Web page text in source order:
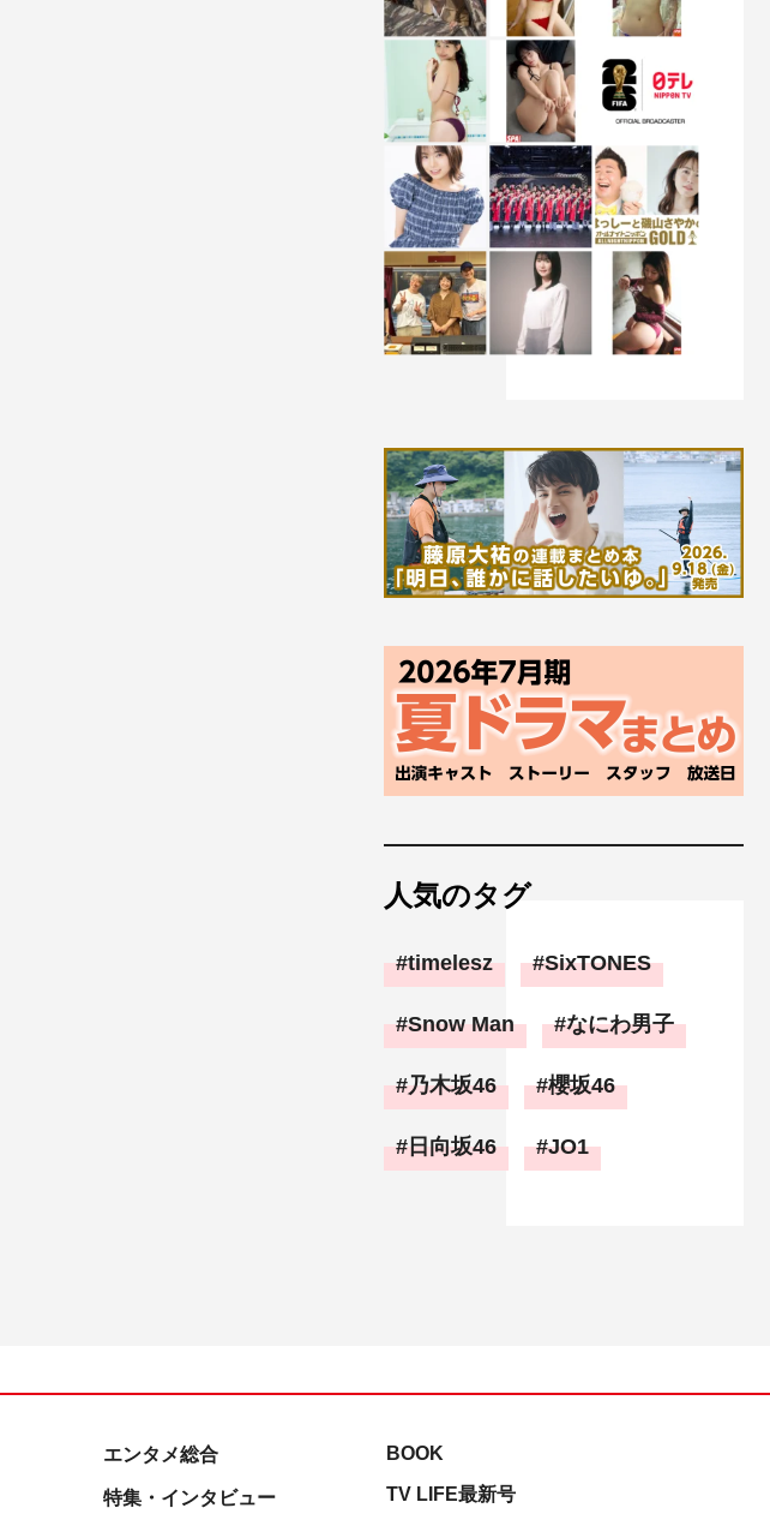
人気のタグ
timelesz SixTONES
Snow Man なにわ男子
乃木坂46 櫻坂46
日向坂46 JO1
エンタメ総合
特集・インタビュー
BOOK
TV LIFE最新号